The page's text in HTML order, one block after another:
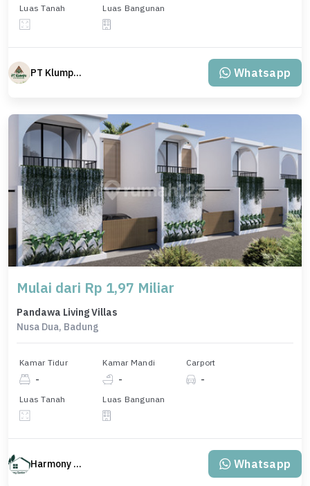
Luas Tanah Luas Bangunan
PT Klumpu Kita Sejahtera Whatsapp
Mulai dari Rp 1,97 Miliar
Pandawa Living Villas
Nusa Dua, Badung
Kamar Tidur
-
Kamar Mandi
-
Carport
-
Luas Tanah Luas Bangunan
Harmony Property Whatsapp